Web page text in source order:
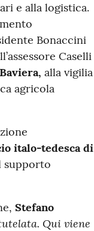
e alla logistica.
Bonaccini
Caselli
alla vigilia
agricola
italo-tedesca di
Stefano
Qui viene